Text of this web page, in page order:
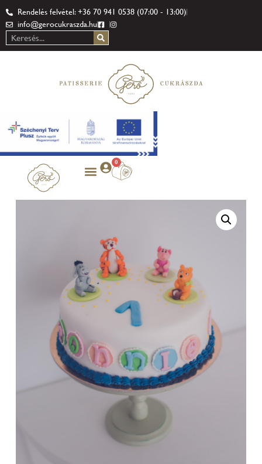
Rendelés felvétel: +36 70 941 0538 (07:00 - 13:00)
info@gerocukraszda.hu
0